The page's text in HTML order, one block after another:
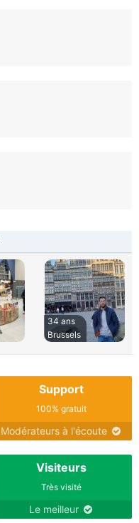
34 ans
Brussels
Support
100% gratuit
Modérateurs à l'écoute
Visiteurs
Très visité
Le meilleur